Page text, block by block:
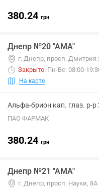
380.24 грн
Днепр №20 "АМА"
г. Днепр, просп. Дмитрия
Закрыто. Пн-Вс: 08:00-
На карте
Альфа-брион кап. глаз. р-
ПАО ФАРМАК
380.24 грн
Днепр №21 "АМА"
г. Днепр, просп. Науки, 8А